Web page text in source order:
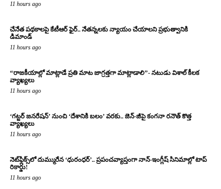
11 hours ago
చేనేత పథకాలపై కేటీఆర్ ఫైర్.. నేతన్నలకు న్యాయం చేయాలని ప్రభుత్వానికి
డిమాండ్
11 hours ago
“రాజకీయాల్లో మాట్లాడే ప్రతి మాట జాగ్రత్తగా మాట్లాడాలి”- నటుడు విశాల్ కీలక
వ్యాఖ్యలు
11 hours ago
‘గట్టర్ జనరేషన్’ నుంచి ‘దేశానికి బలం’ వరకు.. జెన్-జీపై కంగనా రనౌత్ కొత్త
వ్యాఖ్యలు
11 hours ago
నెట్‌ఫ్లిక్స్‌లో దుమ్మురేన ‘ధురంధర్’.. ప్రపంచవ్యాప్తంగా నాన్-ఇంగ్లీష్ సినిమాల్లో టాప్
రికార్డు!
11 hours ago